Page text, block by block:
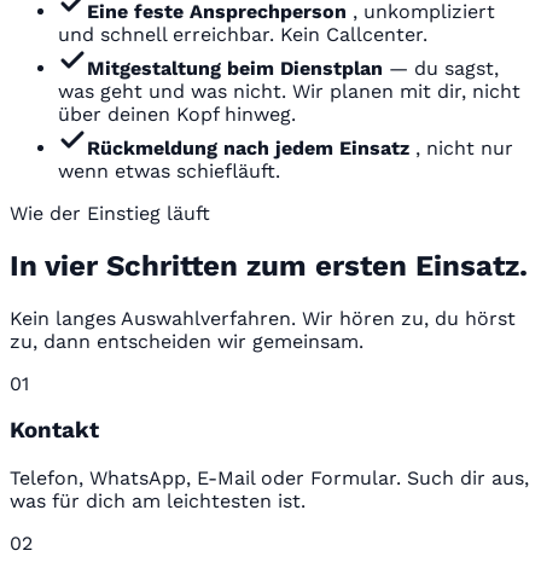
Eine feste Ansprechperson , unkompliziert
und schnell erreichbar. Kein Callcenter.
Mitgestaltung beim Dienstplan — du sagst,
was geht und was nicht. Wir planen mit dir, nicht
über deinen Kopf hinweg.
Rückmeldung nach jedem Einsatz , nicht nur
wenn etwas schiefläuft.
Wie der Einstieg läuft
In vier Schritten zum ersten Einsatz.
Kein langes Auswahlverfahren. Wir hören zu, du hörst
zu, dann entscheiden wir gemeinsam.
01
Kontakt
Telefon, WhatsApp, E-Mail oder Formular. Such dir aus,
was für dich am leichtesten ist.
02